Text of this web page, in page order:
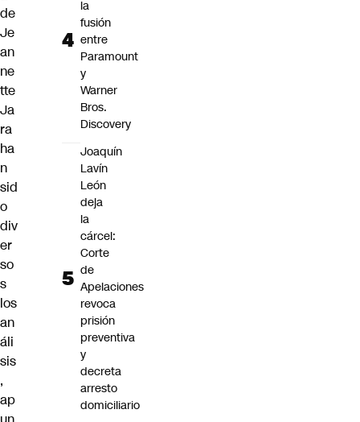
de
Je
an
ne
tte
Ja
ra
ha
n
sid
o
div
er
so
s
los
an
áli
sis
,
ap
la
fusión
entre
Paramount
y
Warner
Bros.
Discovery
Joaquín
Lavín
León
deja
la
cárcel:
Corte
de
Apelaciones
revoca
prisión
preventiva
y
decreta
arresto
domiciliario